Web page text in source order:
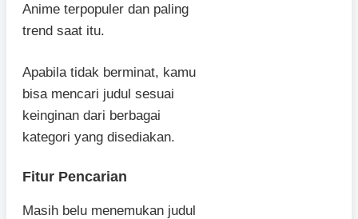
Anime terpopuler dan paling
trend saat itu.
Apabila tidak berminat, kamu
bisa mencari judul sesuai
keinginan dari berbagai
kategori yang disediakan.
Fitur Pencarian
Masih belu menemukan judul